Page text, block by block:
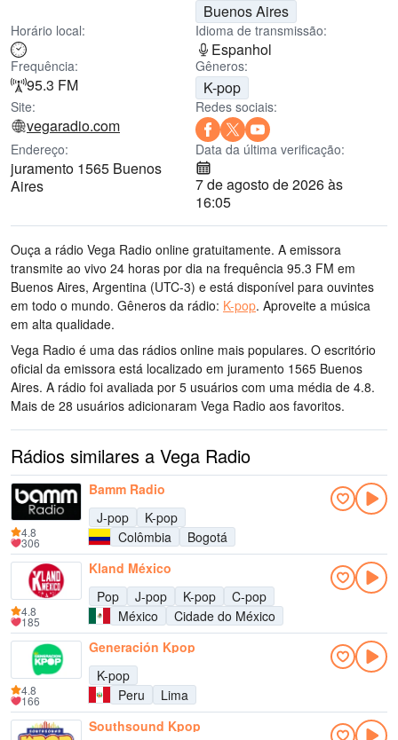
Buenos Aires
Horário local: Idioma de transmissão:
Espanhol
Frequência:
95.3 FM
Gêneros:
K-pop
Site:
vegaradio.com
Redes sociais:
Endereço:
juramento 1565 Buenos
Aires
Data da última verificação:
7 de agosto de 2026 às
16:05
Ouça a rádio Vega Radio online gratuitamente. A emissora
transmite ao vivo 24 horas por dia na frequência 95.3 FM em
Buenos Aires, Argentina (UTC-3) e está disponível para ouvintes
em todo o mundo. Gêneros da rádio: K-pop. Aproveite a música
em alta qualidade.
Vega Radio é uma das rádios online mais populares. O escritório
oficial da emissora está localizado em juramento 1565 Buenos
Aires. A rádio foi avaliada por 5 usuários com uma média de 4.8.
Mais de 28 usuários adicionaram Vega Radio aos favoritos.
Rádios similares a Vega Radio
Bamm Radio
J-pop
K-pop
Colômbia
Bogotá
4.8
306
Kland México
Pop
J-pop K-pop
C-pop
México
Cidade do México
4.8
185
Generación Kpop
K-pop
Peru
Lima
4.8
166
Southsound Kpop